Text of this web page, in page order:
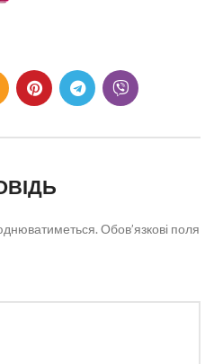
Обов’язкові поля